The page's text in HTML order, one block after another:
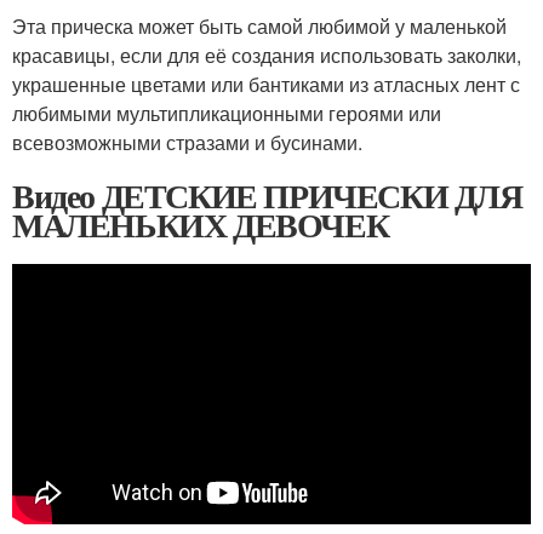
Эта прическа может быть самой любимой у маленькой
красавицы, если для её создания использовать заколки,
украшенные цветами или бантиками из атласных лент с
любимыми мультипликационными героями или
всевозможными стразами и бусинами.
Видео ДЕТСКИЕ ПРИЧЕСКИ ДЛЯ
МАЛЕНЬКИХ ДЕВОЧЕК